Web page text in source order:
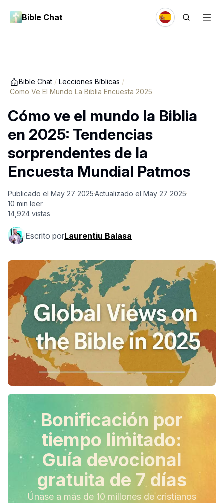
Bible Chat
Bible Chat / Lecciones Bíblicas /
Como Ve El Mundo La Biblia Encuesta 2025
Cómo ve el mundo la Biblia
en 2025: Tendencias
sorprendentes de la
Encuesta Mundial Patmos
Publicado el May 27 2025Actualizado el May 27 2025
10 min leer
14,924 vistas
Escrito porLaurentiu Balasa
Bonificación por
tiempo limitado:
Guía devocional
gratuita de 7 días
Únase a más de 10 millones de cristianos